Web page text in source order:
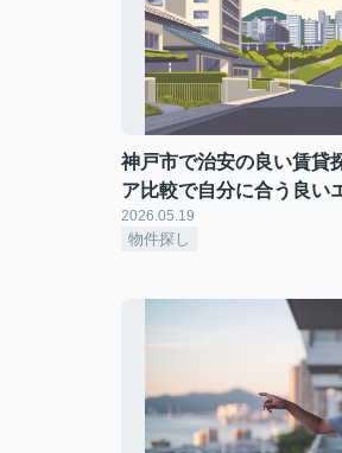
神戸市で治安の良い賃貸
ア比較で自分に合う良い
2026.05.19
物件探し